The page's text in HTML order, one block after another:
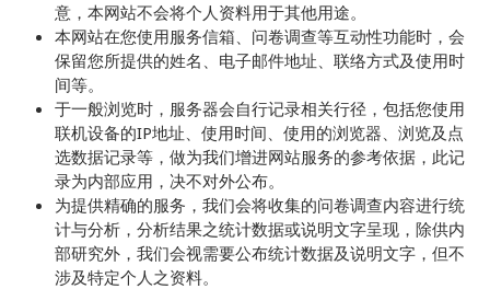
意，本网站不会将个人资料用于其他用途。
本网站在您使用服务信箱、问卷调查等互动性功能时，会
保留您所提供的姓名、电子邮件地址、联络方式及使用时
间等。
于一般浏览时，服务器会自行记录相关行径，包括您使用
联机设备的IP地址、使用时间、使用的浏览器、浏览及点
选数据记录等，做为我们增进网站服务的参考依据，此记
录为内部应用，决不对外公布。
为提供精确的服务，我们会将收集的问卷调查内容进行统
计与分析，分析结果之统计数据或说明文字呈现，除供内
部研究外，我们会视需要公布统计数据及说明文字，但不
涉及特定个人之资料。